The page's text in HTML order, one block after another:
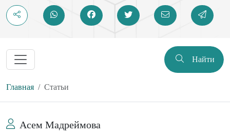
Найти
Главная Статьи
Асем Мадреймова